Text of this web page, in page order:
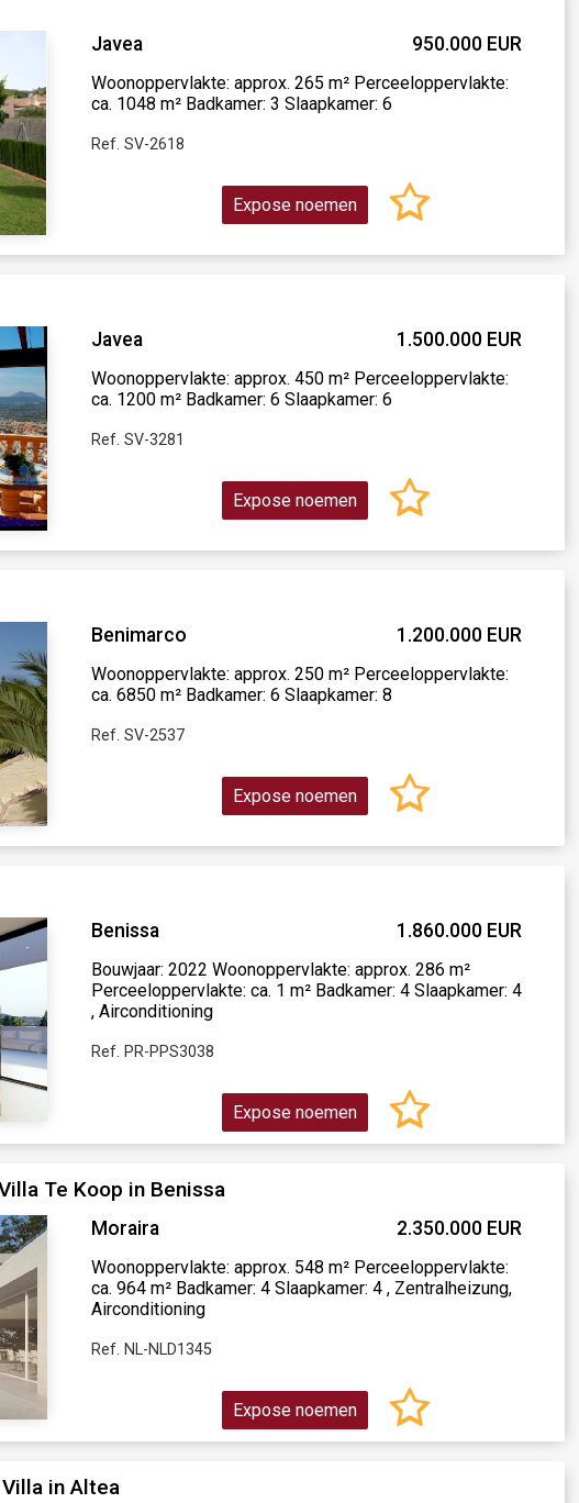
Javea 950.000 EUR
Woonoppervlakte: approx. 265 m² Perceeloppervlakte:
ca. 1048 m² Badkamer: 3 Slaapkamer: 6
Ref. SV-2618
Expose noemen
Javea 1.500.000 EUR
Woonoppervlakte: approx. 450 m² Perceeloppervlakte:
ca. 1200 m² Badkamer: 6 Slaapkamer: 6
Ref. SV-3281
Expose noemen
Benimarco 1.200.000 EUR
Woonoppervlakte: approx. 250 m² Perceeloppervlakte:
ca. 6850 m² Badkamer: 6 Slaapkamer: 8
Ref. SV-2537
Expose noemen
Benissa 1.860.000 EUR
Bouwjaar: 2022 Woonoppervlakte: approx. 286 m²
Perceeloppervlakte: ca. 1 m² Badkamer: 4 Slaapkamer: 4
, Airconditioning
Ref. PR-PPS3038
Expose noemen
Te Koop in Benissa
Moraira 2.350.000 EUR
Woonoppervlakte: approx. 548 m² Perceeloppervlakte:
ca. 964 m² Badkamer: 4 Slaapkamer: 4 , Zentralheizung,
Airconditioning
Ref. NL-NLD1345
Expose noemen
in Altea